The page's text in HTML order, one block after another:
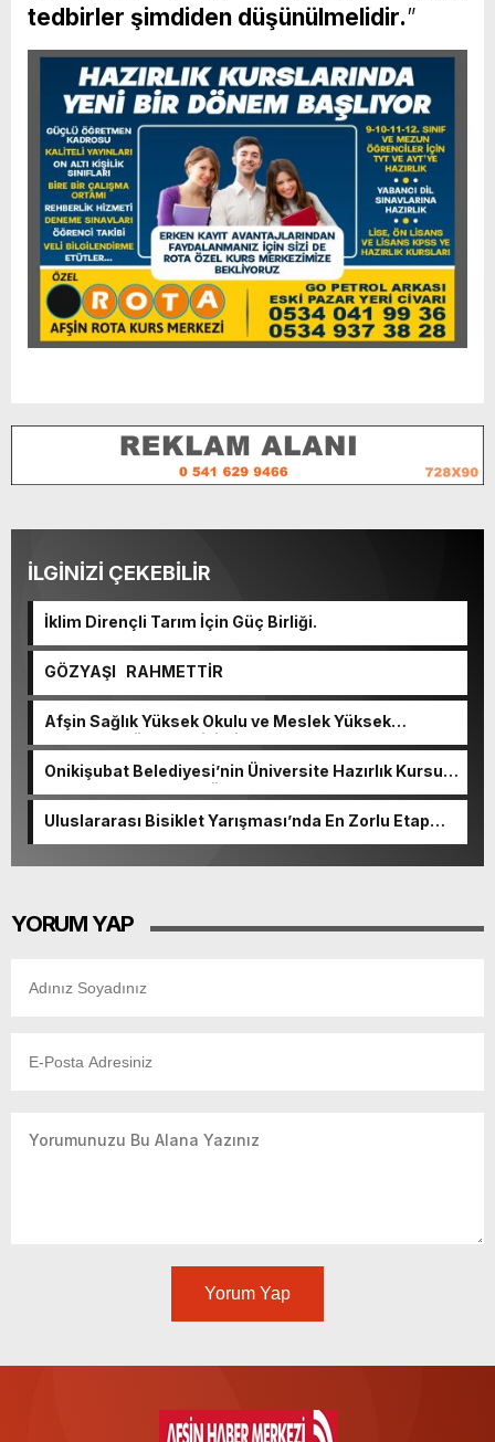
tedbirler şimdiden düşünülmelidir.”
İLGİNİZİ ÇEKEBİLİR
İklim Dirençli Tarım İçin Güç Birliği.
GÖZYAŞI RAHMETTİR
Afşin Sağlık Yüksek Okulu ve Meslek Yüksek
Okulunda görev değişimi!
Onikişubat Belediyesi’nin Üniversite Hazırlık Kursu
başvurularında son gün 7 Ağustos.
Uluslararası Bisiklet Yarışması’nda En Zorlu Etap
YORUM YAP
Yorum Yap